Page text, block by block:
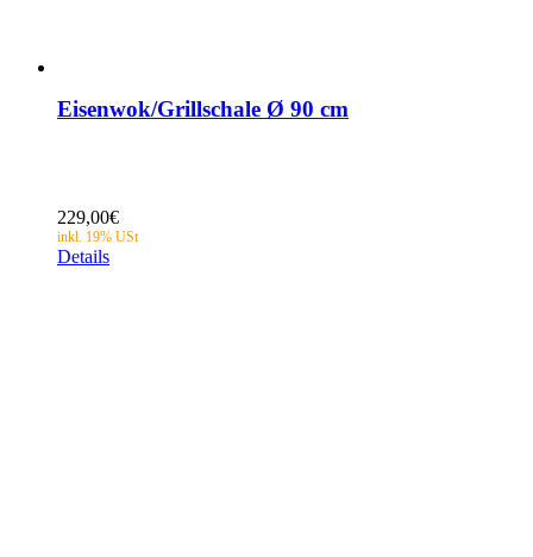
Eisenwok/Grillschale Ø 90 cm
229,00€
Details